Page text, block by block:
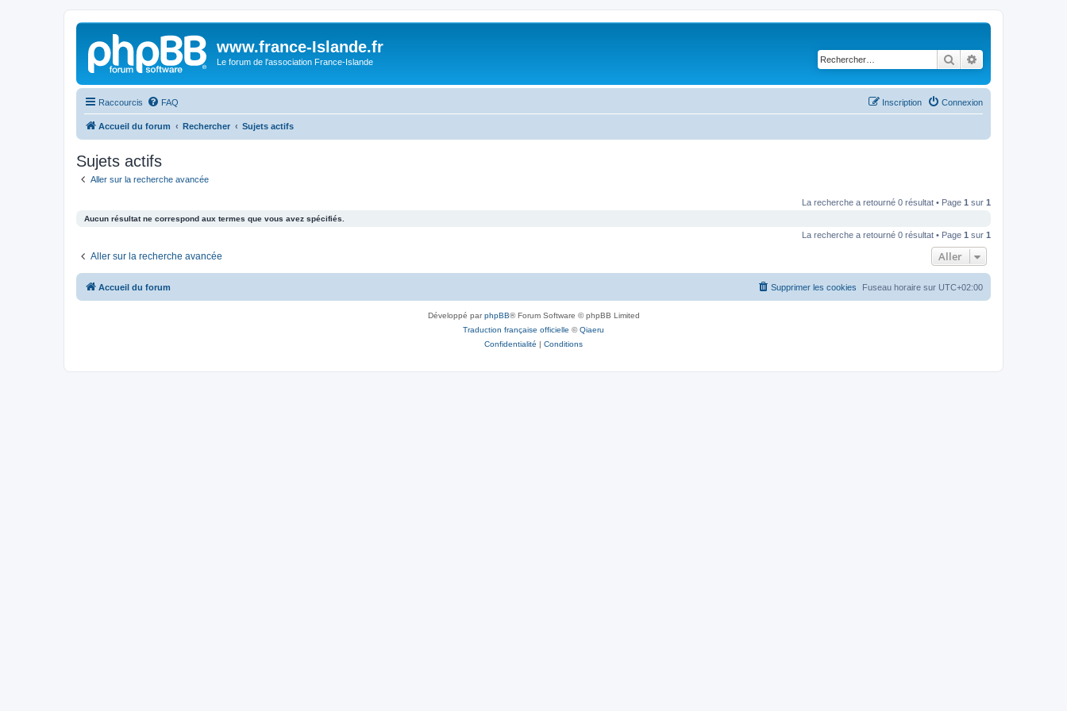
www.france-Islande.fr
Le forum de l'association France-Islande Rechercher
Raccourcis FAQ Connexion
Inscription
Accueil du forum Rechercher Sujets actifs
Sujets actifs
Aller sur la recherche avancée
La recherche a retourné 0 résultat • Page 1 sur 1
Aucun résultat ne correspond aux termes que vous avez spécifiés.
La recherche a retourné 0 résultat • Page 1 sur 1
Aller sur la recherche avancée Aller
Accueil du forum Fuseau horaire sur UTC+02:00
Supprimer les cookies
Développé parphpBB® Forum Software © phpBB Limited
Traduction française officielle ©Qiaeru
Confidentialité | Conditions